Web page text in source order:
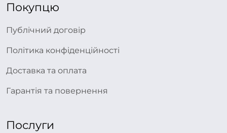
Покупцю
Публічний договір
Політика конфіденційності
Доставка та оплата
Гарантія та повернення
Послуги